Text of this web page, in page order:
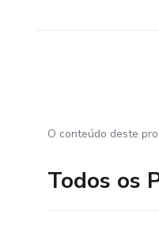
O conteúdo deste
Todos os